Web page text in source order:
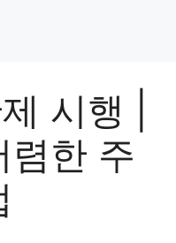
시행 |
렴한 주